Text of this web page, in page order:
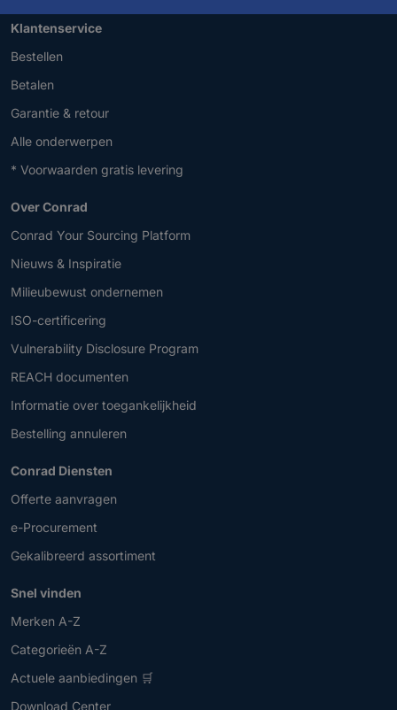
Klantenservice
Bestellen
Betalen
Garantie & retour
Alle onderwerpen
* Voorwaarden gratis levering
Over Conrad
Conrad Your Sourcing Platform
Nieuws & Inspiratie
Milieubewust ondernemen
ISO-certificering
Vulnerability Disclosure Program
REACH documenten
Informatie over toegankelijkheid
Bestelling annuleren
Conrad Diensten
Offerte aanvragen
e-Procurement
Gekalibreerd assortiment
Snel vinden
Merken A-Z
Categorieën A-Z
Actuele aanbiedingen 🛒
Download Center